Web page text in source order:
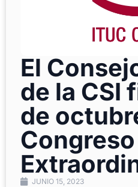
El
de la CSI
de
Congreso
JUNIO 15, 2023